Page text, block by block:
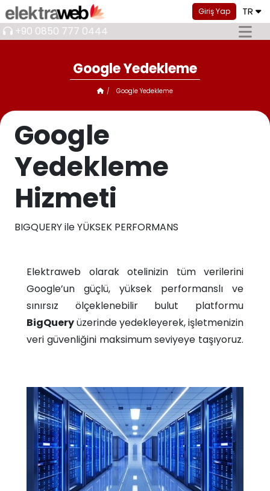
Giriş Yap TR
+90 0850 777 0444
Google Yedekleme
Google Yedekleme
Google
Yedekleme
Hizmeti
BIGQUERY ile YÜKSEK PERFORMANS​
Elektraweb olarak otelinizin tüm verilerini
Google’un güçlü, yüksek performanslı ve
sınırsız ölçeklenebilir bulut platformu
BigQueryüzerinde yedekleyerek, işletmenizin
veri güvenliğini maksimum seviyeye taşıyoruz.​